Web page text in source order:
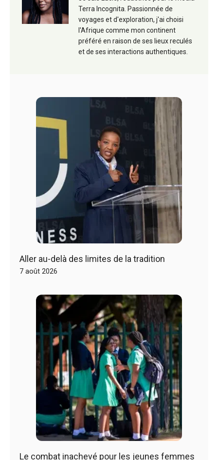
Terra Incognita. Passionnée de
voyages et d'exploration, j'ai choisi
l'Afrique comme mon continent
préféré en raison de ses lieux reculés
et de ses interactions authentiques.
Aller au-delà des limites de la tradition
7 août 2026
Le combat inachevé pour les jeunes femmes